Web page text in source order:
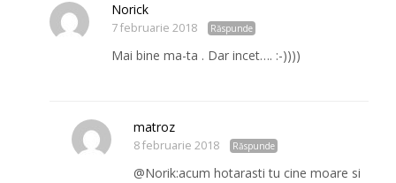
Norick
7 februarie 2018 Răspunde
Mai bine ma-ta . Dar incet…. :-))))
matroz
8 februarie 2018 Răspunde
@Norik:acum hotarasti tu cine moare si